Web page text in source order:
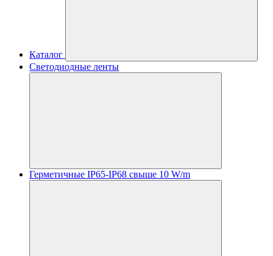
Каталог
Светодиодные ленты
Герметичные IP65-IP68 свыше 10 W/m